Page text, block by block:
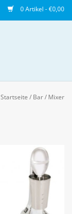
0 Artikel - €0,00
Startseite / Bar/ Mixer